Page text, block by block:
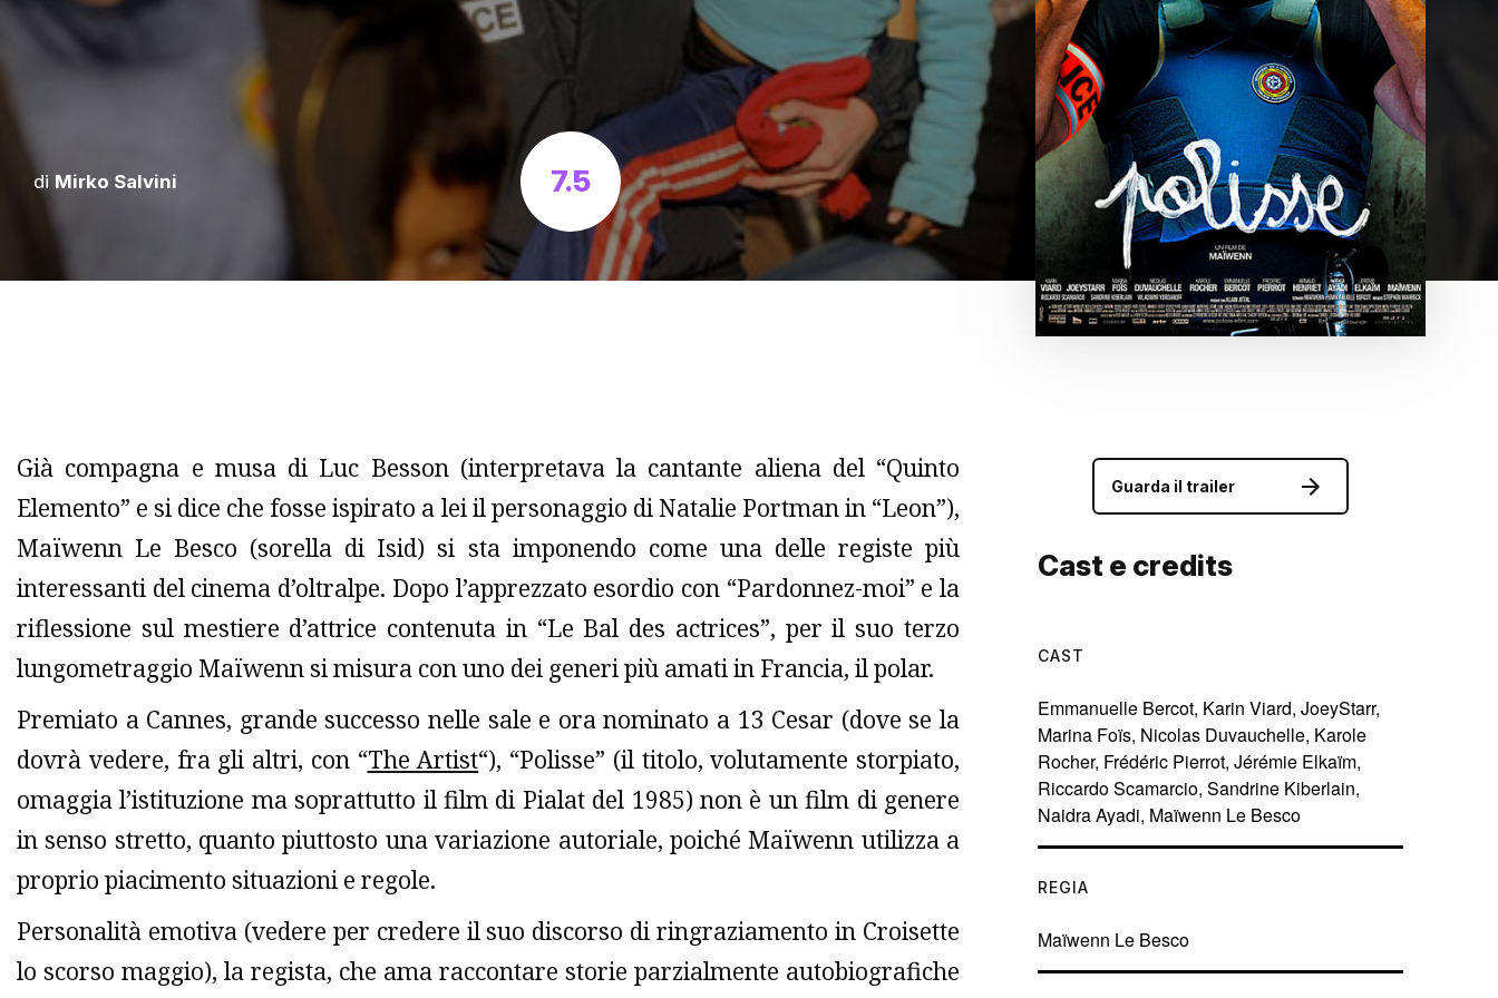
di Mirko Salvini 7.5
Già compagna e musa di Luc Besson (interpretava la cantante aliena del “Quinto
Elemento” e si dice che fosse ispirato a lei il personaggio di Natalie Portman in “Leon”),
Maïwenn Le Besco (sorella di Isid) si sta imponendo come una delle registe più
interessanti del cinema d’oltralpe. Dopo l’apprezzato esordio con “Pardonnez-moi” e la
riflessione sul mestiere d’attrice contenuta in “Le Bal des actrices”, per il suo terzo
lungometraggio Maïwenn si misura con uno dei generi più amati in Francia, il polar.
Premiato a Cannes, grande successo nelle sale e ora nominato a 13 Cesar (dove se la
dovrà vedere, fra gli altri, con “The Artist“), “Polisse” (il titolo, volutamente storpiato,
omaggia l’istituzione ma soprattutto il film di Pialat del 1985) non è un film di genere
in senso stretto, quanto piuttosto una variazione autoriale, poiché Maïwenn utilizza a
proprio piacimento situazioni e regole.
Personalità emotiva (vedere per credere il suo discorso di ringraziamento in Croisette
lo scorso maggio), la regista, che ama raccontare storie parzialmente autobiografiche
Guarda il trailer
Cast e credits
CAST
Emmanuelle Bercot, Karin Viard, JoeyStarr,
Marina Foïs, Nicolas Duvauchelle, Karole
Rocher, Frédéric Pierrot, Jérémie Elkaïm,
Riccardo Scamarcio, Sandrine Kiberlain,
Naidra Ayadi, Maïwenn Le Besco
REGIA
Maïwenn Le Besco